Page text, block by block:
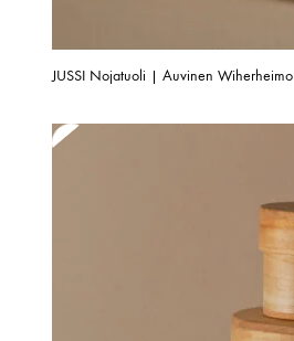
JUSSI Nojatuoli | Auvinen Wiherheimo